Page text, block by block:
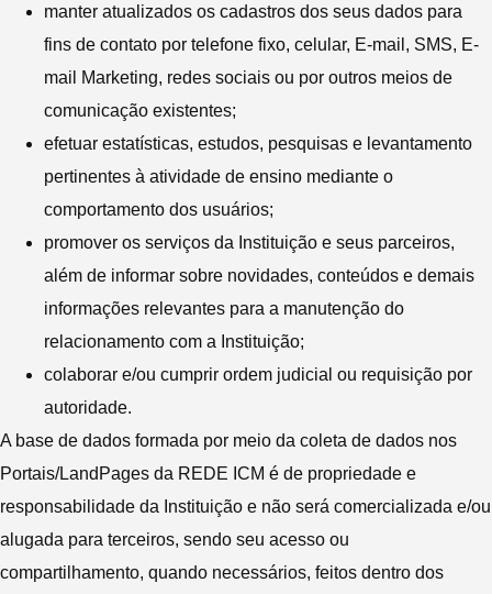
manter atualizados os cadastros dos seus dados para
fins de contato por telefone fixo, celular, E-mail, SMS, E-
mail Marketing, redes sociais ou por outros meios de
comunicação existentes;
efetuar estatísticas, estudos, pesquisas e levantamento
pertinentes à atividade de ensino mediante o
comportamento dos usuários;
promover os serviços da Instituição e seus parceiros,
além de informar sobre novidades, conteúdos e demais
informações relevantes para a manutenção do
relacionamento com a Instituição;
colaborar e/ou cumprir ordem judicial ou requisição por
autoridade.
A base de dados formada por meio da coleta de dados nos
Portais/LandPages da REDE ICM é de propriedade e
responsabilidade da Instituição e não será comercializada e/ou
alugada para terceiros, sendo seu acesso ou
compartilhamento, quando necessários, feitos dentro dos